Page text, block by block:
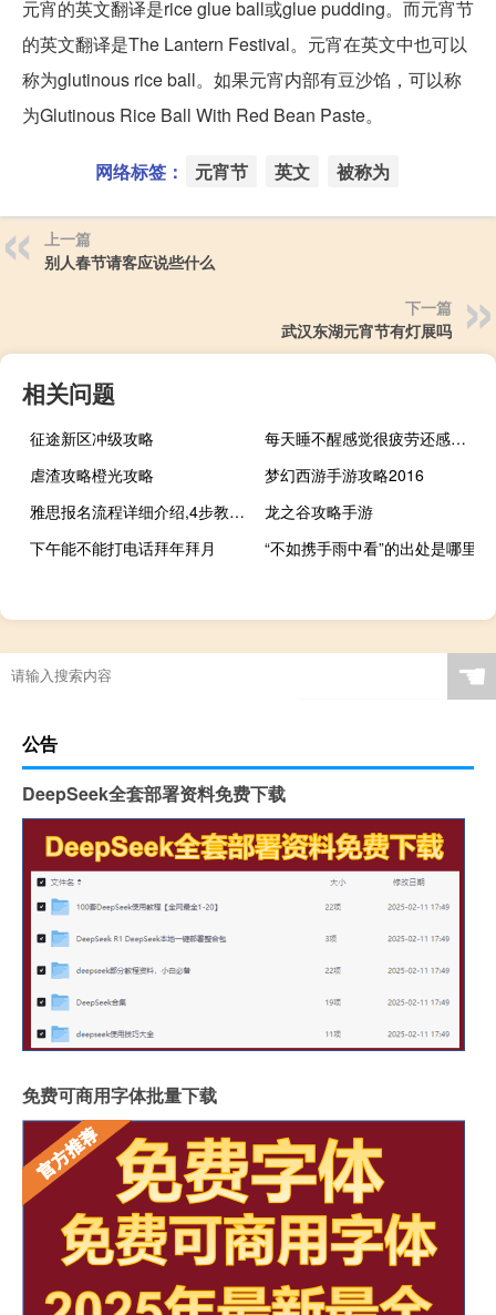
元宵的英文翻译是rice glue ball或glue pudding。而元宵节
的英文翻译是The Lantern Festival。元宵在英文中也可以
称为glutinous rice ball。如果元宵内部有豆沙馅，可以称
为Glutinous Rice Ball With Red Bean Paste。
网络标签： 元宵节 英文 被称为
上一篇
别人春节请客应说些什么
下一篇
武汉东湖元宵节有灯展吗
相关问题
征途新区冲级攻略
每天睡不醒感觉很疲劳还感觉头晕晕的（每天睡不醒感觉很疲劳）
虐渣攻略橙光攻略
梦幻西游手游攻略2016
雅思报名流程详细介绍,4步教你如何报考
龙之谷攻略手游
下午能不能打电话拜年拜月
“不如携手雨中看”的出处是哪里
☚
公告
DeepSeek全套部署资料免费下载
免费可商用字体批量下载